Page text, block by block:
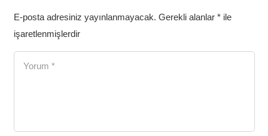
E-posta adresiniz yayınlanmayacak. Gerekli alanlar *ile
işaretlenmişlerdir